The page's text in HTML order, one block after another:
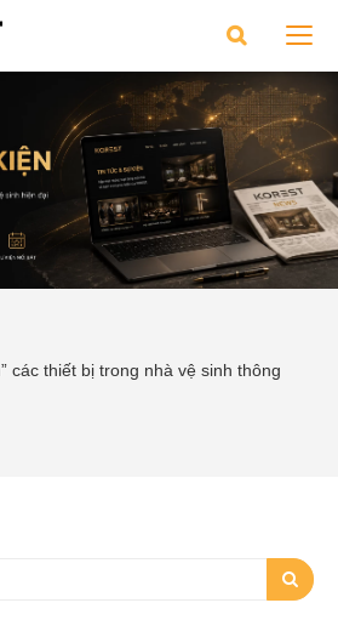
các thiết bị trong nhà vệ sinh thông